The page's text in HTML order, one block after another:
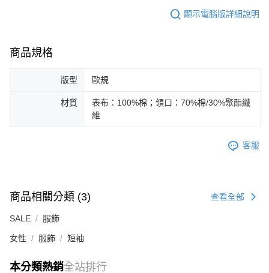
顯示電腦版詳細說明
商品規格
版型 歐規
材質
表布：100%棉；領口：70%棉/30%聚酯纖
維
客服
商品相關分類 (3) 查看全部
SALE 服飾
女性 服飾 短袖
本分類熱銷全站排行